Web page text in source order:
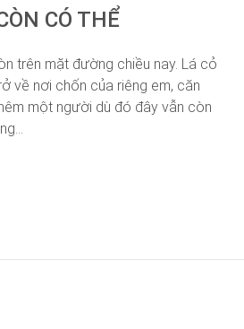
CÓ THỂ
trên mặt đường chiều nay. Lá cỏ
về nơi chốn của riêng em, căn
một người dù đó đây vẫn còn